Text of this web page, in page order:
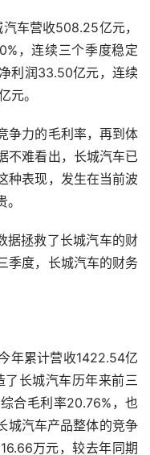
车营收508.25亿元，
，连续三个季度稳定
利润33.50亿元，连续
元。
争力的毛利率，再到体
不难看出，长城汽车已
种表现，发生在当前波
据拯救了长城汽车的财
季度，长城汽车的财务
年累计营收1422.54亿
了长城汽车历年来前三
合毛利率20.76%，也
城汽车产品整体的竞争
万元，较去年同期